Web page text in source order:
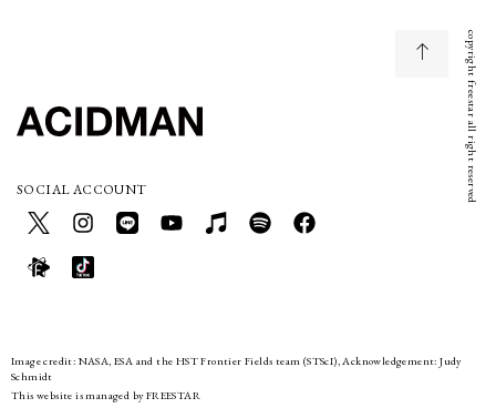
SOCIAL ACCOUNT copyright freestar all right reserved
Image credit: NASA, ESA and the HST Frontier Fields team (STScI), Acknowledgement: Judy
Schmidt
This website is managed by FREESTAR